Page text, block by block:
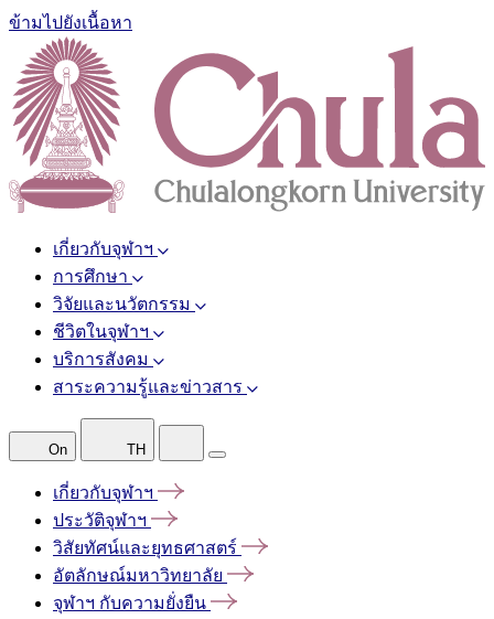
ข้ามไปยังเนื้อหา
เกี่ยวกับจุฬาฯ
การศึกษา
วิจัยและนวัตกรรม
ชีวิตในจุฬาฯ
บริการสังคม
สาระความรู้และข่าวสาร
On TH
เกี่ยวกับจุฬาฯ
ประวัติจุฬาฯ
วิสัยทัศน์และยุทธศาสตร์
อัตลักษณ์มหาวิทยาลัย
จุฬาฯ กับความยั่งยืน